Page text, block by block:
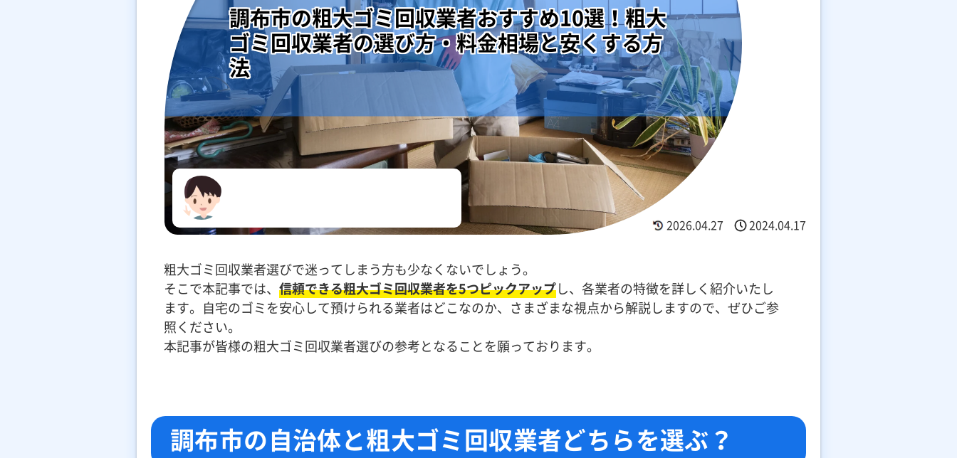
調布市の粗大ゴミ回収業者おすすめ10選！粗大
ゴミ回収業者の選び方・料金相場と安くする方
法
2026.04.27 2024.04.17
粗大ゴミ回収業者選びで迷ってしまう方も少なくないでしょう。
そこで本記事では、 信頼できる粗大ゴミ回収業者を5つピックアップし、各業者の特徴を詳しく紹介いたし
ます。自宅のゴミを安心して預けられる業者はどこなのか、さまざまな視点から解説しますので、ぜひご参
照ください。
本記事が皆様の粗大ゴミ回収業者選びの参考となることを願っております。
調布市の自治体と粗大ゴミ回収業者どちらを選ぶ？